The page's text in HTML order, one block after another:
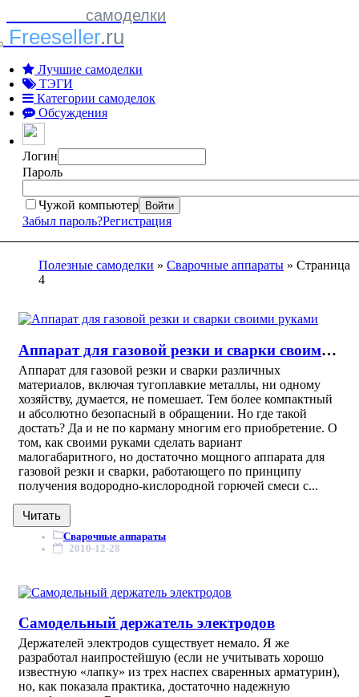
самоделки
Freeseller.ru
Лучшие самоделки
ТЭГИ
Категории самоделок
Обсуждения
Логин
Пароль
Чужой компьютер Войти
Забыл пароль?Регистрация
Полезные самоделки » Сварочные аппараты » Страница
4
Аппарат для газовой резки и сварки своими руками
Аппарат для газовой резки и сварки различных
материалов, включая тугоплавкие металлы, ни одному
хозяйству, думается, не помешает. Тем более компактный
и абсолютно безопасный в обращении. Но где такой
достать? Да и не по карману многим его приобретение. О
том, как своими руками сделать вариант
малогабаритного, но достаточно мощного аппарата для
газовой резки и сварки, работающего по принципу
получения водородно-кислородной горючей смеси с...
Читать
Сварочные аппараты
2010-12-28
Самодельный держатель электродов
Держателей электродов существует немало. Я же
разработал наипростейшую (если не учитывать хорошо
известную «лапку» из трех наспех сваренных арматурин),
но, как показала практика, достаточно надежную